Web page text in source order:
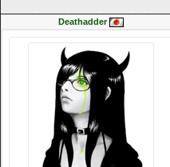
Deathadder